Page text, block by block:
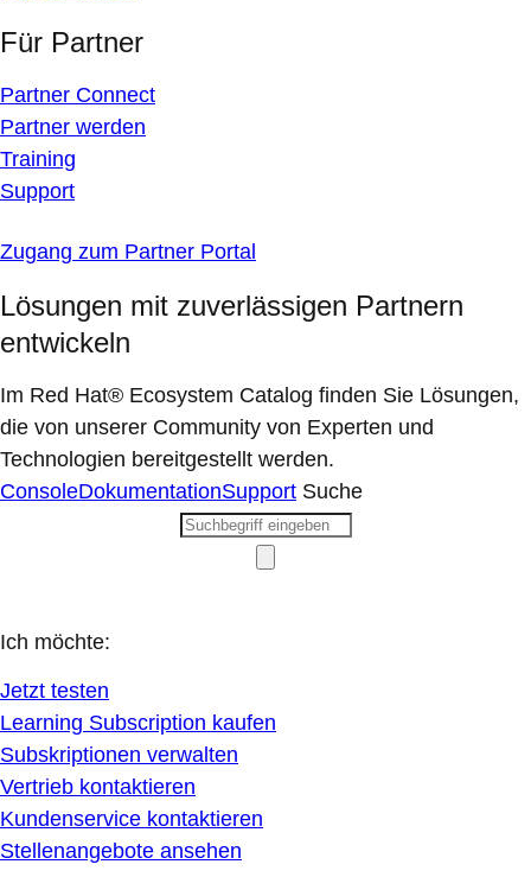
Für Partner
Partner Connect
Partner werden
Training
Support
Zugang zum Partner Portal
Lösungen mit zuverlässigen Partnern
entwickeln
Im Red Hat® Ecosystem Catalog finden Sie Lösungen,
die von unserer Community von Experten und
Technologien bereitgestellt werden.
ConsoleDokumentationSupport Suche
Ich möchte:
Jetzt testen
Learning Subscription kaufen
Subskriptionen verwalten
Vertrieb kontaktieren
Kundenservice kontaktieren
Stellenangebote ansehen